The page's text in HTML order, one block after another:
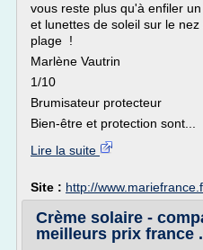
vous reste plus qu'à enfiler
et lunettes de soleil sur le
plage !
Marlène Vautrin
1/10
Brumisateur protecteur
Bien-être et protection sont...
Lire la suite
Site : http://
Crème solaire -
meilleurs prix france